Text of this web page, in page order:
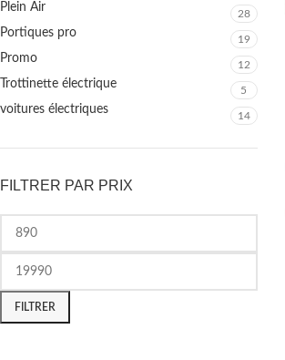
Plein Air 28
Portiques pro 19
Promo 12
Trottinette électrique 5
voitures électriques 14
FILTRER PAR PRIX
FILTRER